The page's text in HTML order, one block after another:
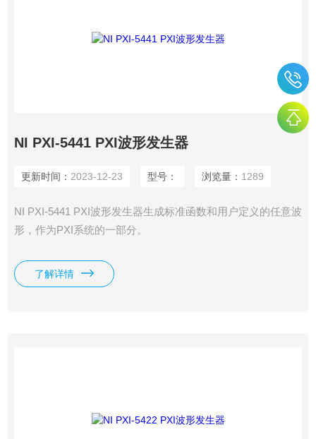
NI PXI-5441 PXI波形发生器
更新时间： 2023-12-23 型号： 浏览量： 1289
NI PXI-5441 PXI波形发生器生​成​标​准​函​数​和​用​户​定​义​的​任​意​波​
形，​作​为​PXI​系​统​的​一​部分。
了解详情